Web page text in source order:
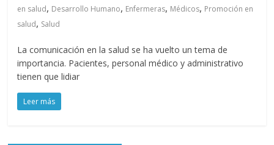
en salud, Desarrollo Humano, Enfermeras, Médicos, Promoción en
salud, Salud
La comunicación en la salud se ha vuelto un tema de
importancia. Pacientes, personal médico y administrativo
tienen que lidiar
Leer más